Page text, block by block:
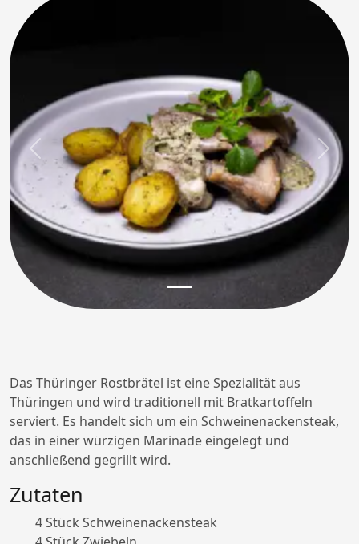
Previous Next
Das Thüringer Rostbrätel ist eine Spezialität aus
Thüringen und wird traditionell mit Bratkartoffeln
serviert. Es handelt sich um ein Schweinenackensteak,
das in einer würzigen Marinade eingelegt und
anschließend gegrillt wird.
Zutaten
4 Stück Schweinenackensteak